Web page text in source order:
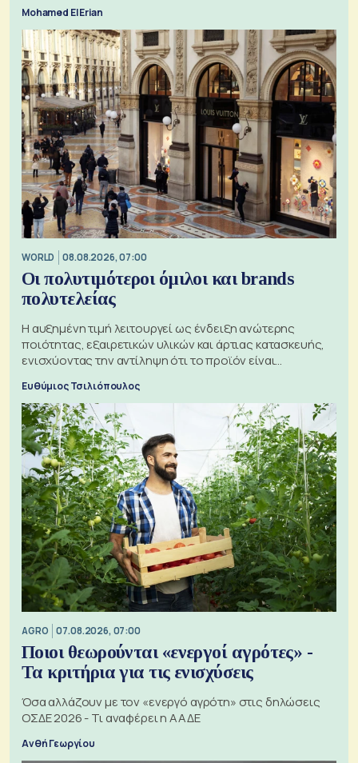
Mohamed El Erian
WORLD 08.08.2026, 07:00
Οι πολυτιμότεροι όμιλοι και brands
πολυτελείας
Η αυξημένη τιμή λειτουργεί ως ένδειξη ανώτερης
ποιότητας, εξαιρετικών υλικών και άρτιας κατασκευής,
ενισχύοντας την αντίληψη ότι το προϊόν είναι
Ευθύμιος Τσιλιόπουλος
AGRO 07.08.2026, 07:00
Ποιοι θεωρούνται «ενεργοί αγρότες» -
Τα κριτήρια για τις ενισχύσεις
Όσα αλλάζουν με τον «ενεργό αγρότη» στις δηλώσεις
ΟΣΔΕ 2026 - Τι αναφέρει η ΑΑΔΕ
Ανθή Γεωργίου